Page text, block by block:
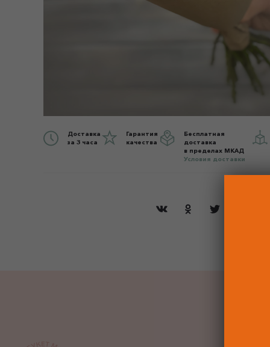
Доставка
за 3 часа
Гарантия
качества
Бесплатная
доставка
в пределах МКАД
Условия доставки